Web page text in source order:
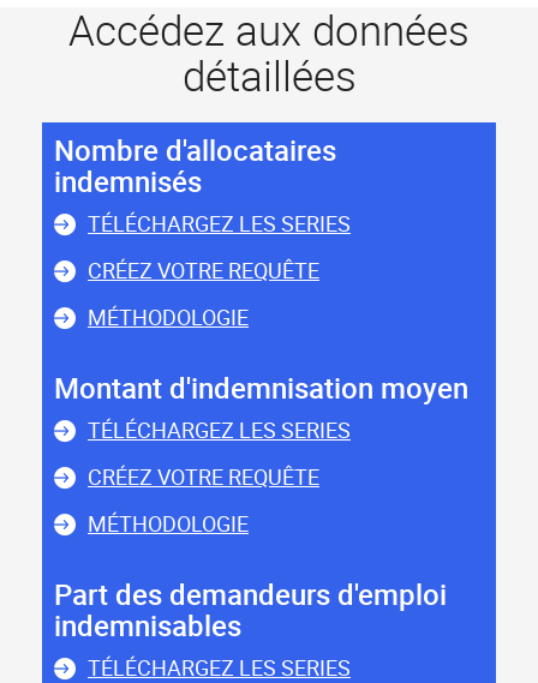
Accédez aux données
détaillées
Nombre d'allocataires
indemnisés
TÉLÉCHARGEZ LES SERIES
CRÉEZ VOTRE REQUÊTE
MÉTHODOLOGIE
Montant d'indemnisation moyen
TÉLÉCHARGEZ LES SERIES
CRÉEZ VOTRE REQUÊTE
MÉTHODOLOGIE
Part des demandeurs d'emploi
indemnisables
TÉLÉCHARGEZ LES SERIES